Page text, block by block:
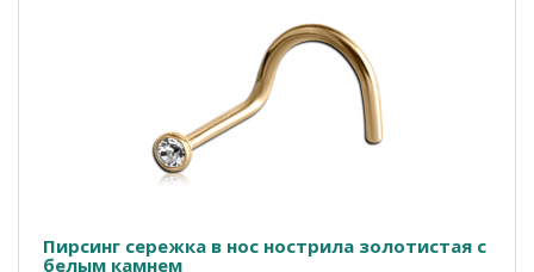
Пирсинг сережка в нос нострила золотистая с
белым камнем